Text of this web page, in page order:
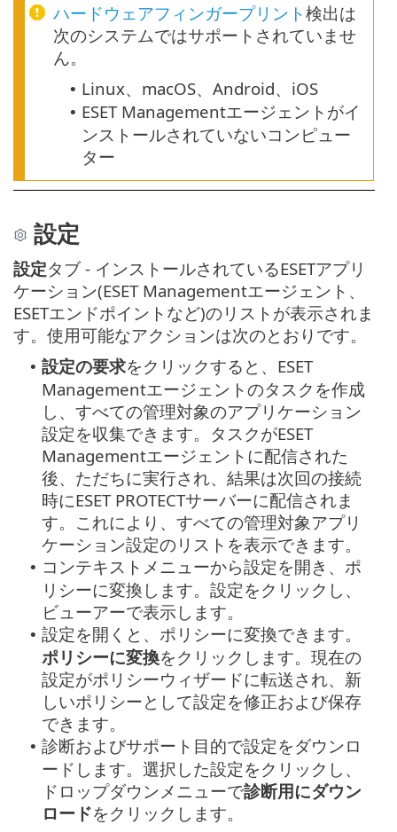
ハードウェアフィンガープリント検出は
次のシステムではサポートされていませ
ん。
• Linux、macOS、Android、iOS
• ESET Managementエージェントがイ
ンストールされていないコンピュー
ター
設定
設定タブ - インストールされているESETアプリ
ケーション(ESET Managementエージェント、
ESETエンドポイントなど)のリストが表示されま
す。使用可能なアクションは次のとおりです。
• 設定の要求をクリックすると、ESET
Managementエージェントのタスクを作成
し、すべての管理対象のアプリケーション
設定を収集できます。タスクがESET
Managementエージェントに配信された
後、ただちに実行され、結果は次回の接続
時にESET PROTECTサーバーに配信されま
す。これにより、すべての管理対象アプリ
ケーション設定のリストを表示できます。
• コンテキストメニューから設定を開き、ポ
リシーに変換します。設定をクリックし、
ビューアーで表示します。
• 設定を開くと、ポリシーに変換できます。
ポリシーに変換をクリックします。現在の
設定がポリシーウィザードに転送され、新
しいポリシーとして設定を修正および保存
できます。
• 診断およびサポート目的で設定をダウンロ
ードします。選択した設定をクリックし、
ドロップダウンメニューで診断用にダウン
ロードをクリックします。